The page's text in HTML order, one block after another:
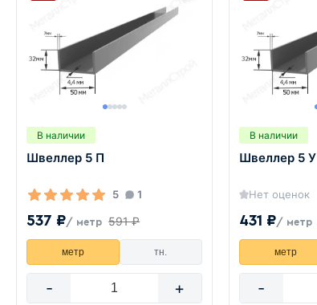
В наличии
Швеллер 5 П
5 1
537 ₽/ метр 591 ₽
метр тн.
- +
В наличии
Швеллер 5 У
Нет оценок
431 ₽/ метр
метр
-